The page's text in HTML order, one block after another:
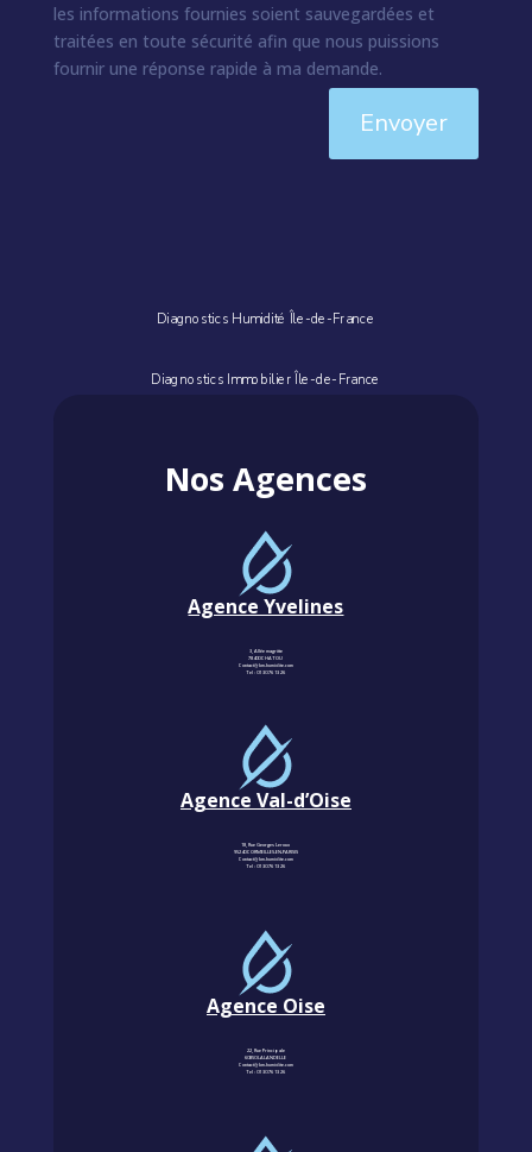
les informations fournies soient sauvegardées et
traitées en toute sécurité afin que nous puissions
fournir une réponse rapide à ma demande.
Envoyer
Diagnostics Humidité Île-de-France
Diagnostics Immobilier Île-de-France
Nos Agences
Agence Yvelines
3, Allée magritte
78400 CHATOU
Contact@km-humidite.com
Tel :01 30 76 13 26
Agence Val-d’Oise
18, Rue Georges Leroux
95240 CORMEILLES-EN-PARISIS
Contact@km-humidite.com
Tel :01 30 76 13 26
Agence Oise
22, Rue Principale
60850 LALANDELLE
Contact@km-humidite.com
Tel :01 30 76 13 26